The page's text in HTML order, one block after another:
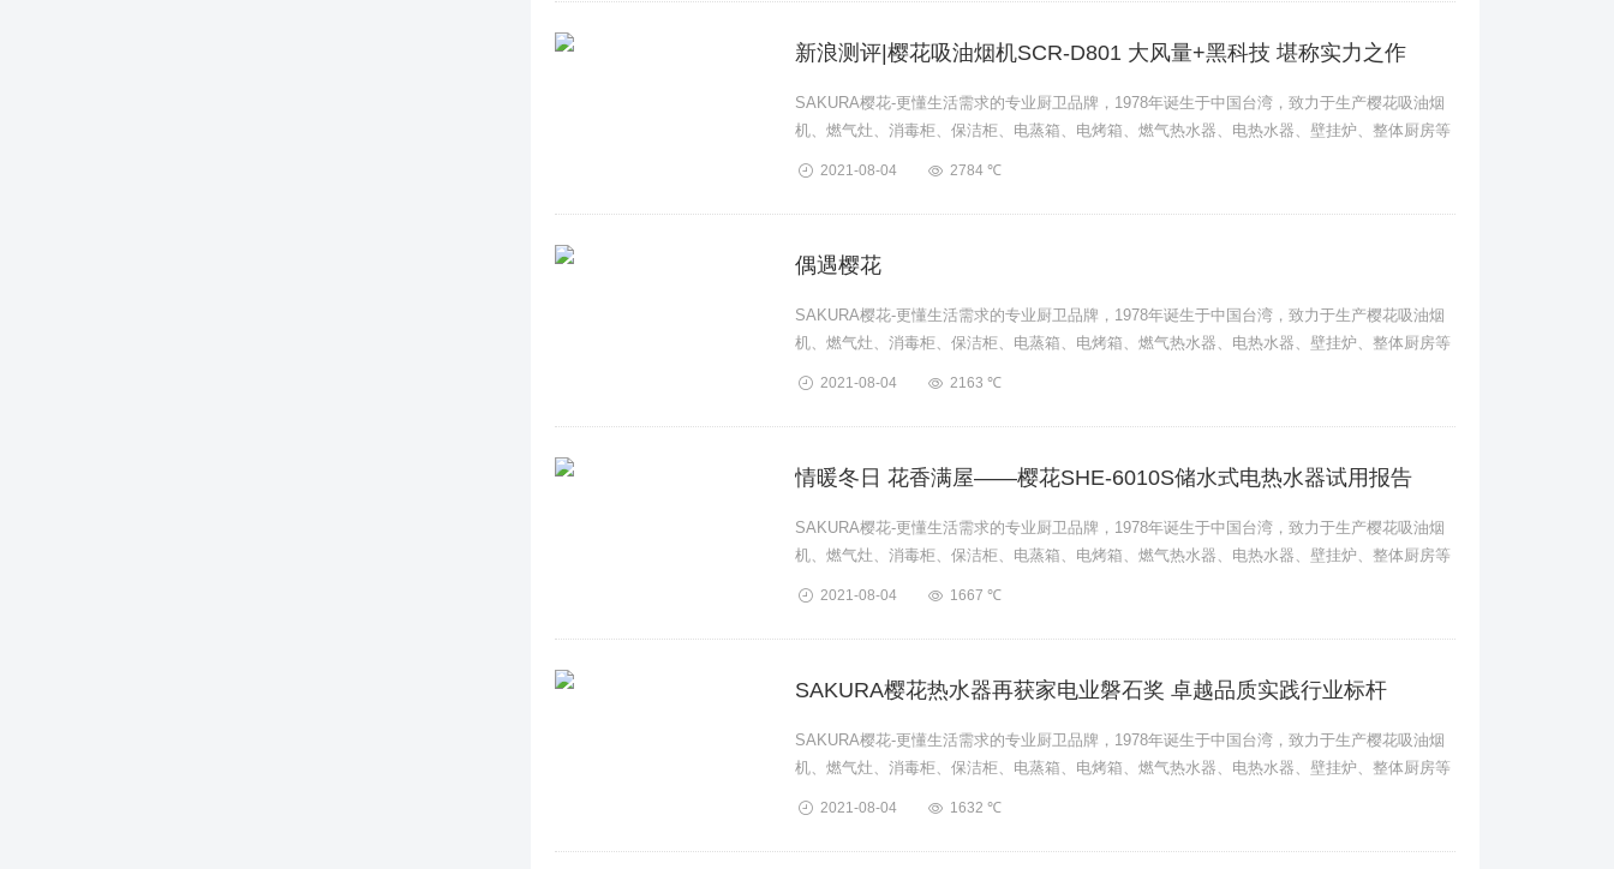
新浪测评|樱花吸油烟机SCR-D801 大风量+黑科技 堪称实力之作
SAKURA樱花-更懂生活需求的专业厨卫品牌，1978年诞生于中国台湾，致力于生产樱花吸油烟
机、燃气灶、消毒柜、保洁柜、电蒸箱、电烤箱、燃气热水器、电热水器、壁挂炉、整体厨房等
2021-08-04 2784 ℃
偶遇樱花
SAKURA樱花-更懂生活需求的专业厨卫品牌，1978年诞生于中国台湾，致力于生产樱花吸油烟
机、燃气灶、消毒柜、保洁柜、电蒸箱、电烤箱、燃气热水器、电热水器、壁挂炉、整体厨房等
2021-08-04 2163 ℃
情暖冬日 花香满屋——樱花SHE-6010S储水式电热水器试用报告
SAKURA樱花-更懂生活需求的专业厨卫品牌，1978年诞生于中国台湾，致力于生产樱花吸油烟
机、燃气灶、消毒柜、保洁柜、电蒸箱、电烤箱、燃气热水器、电热水器、壁挂炉、整体厨房等
2021-08-04 1667 ℃
SAKURA樱花热水器再获家电业磐石奖 卓越品质实践行业标杆
SAKURA樱花-更懂生活需求的专业厨卫品牌，1978年诞生于中国台湾，致力于生产樱花吸油烟
机、燃气灶、消毒柜、保洁柜、电蒸箱、电烤箱、燃气热水器、电热水器、壁挂炉、整体厨房等
2021-08-04 1632 ℃